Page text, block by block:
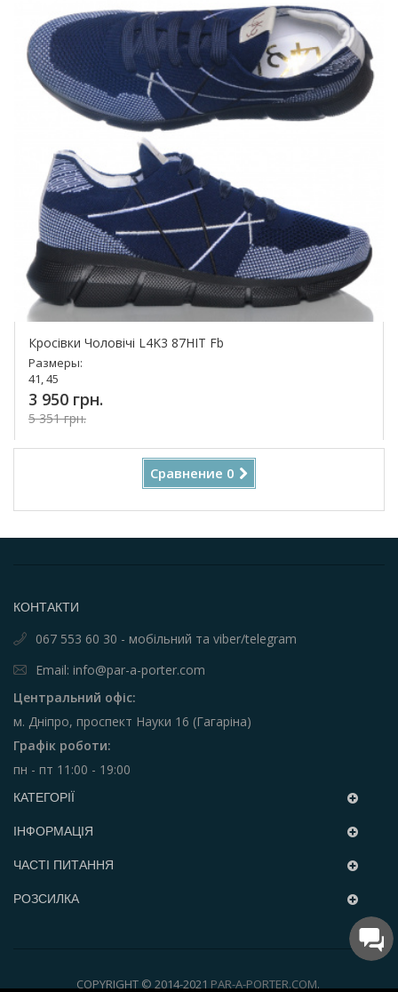
Кросівки Чоловічі L4K3 87HIT Fb
Размеры:
41, 45
3 950 грн.
5 351 грн.
Купить!
Сравнение 0
КОНТАКТИ
067 553 60 30 - мобільний та viber/telegram
Email: info@par-a-porter.com
Центральний офіс:
м. Дніпро, проспект Науки 16 (Гагаріна)
Графік роботи:
пн - пт 11:00 - 19:00
КАТЕГОРІЇ
ІНФОРМАЦІЯ
ЧАСТІ ПИТАННЯ
РОЗСИЛКА
COPYRIGHT © 2014-2021 PAR-A-PORTER.COM.